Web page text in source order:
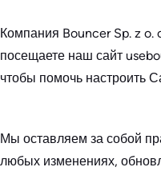
Компания Bouncer Sp. z
посещаете наш сайт
чтобы помочь настроить
Мы оставляем за собой
любых изменениях,